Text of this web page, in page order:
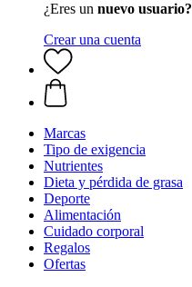
¿Eres un nuevo usuario?
Crear una cuenta
Marcas
Tipo de exigencia
Nutrientes
Dieta y pérdida de grasa
Deporte
Alimentación
Cuidado corporal
Regalos
Ofertas